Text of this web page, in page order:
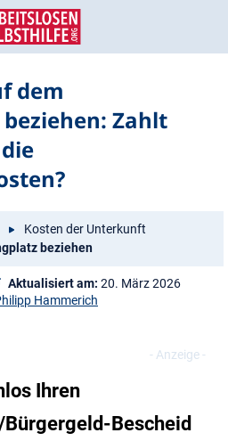
dem
Zahlt
Kosten der Unterkunft
beziehen
Aktualisiert am: 20. März 2026
Hammerich
Ihren
Bescheid